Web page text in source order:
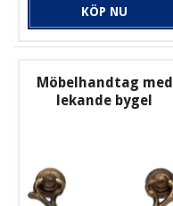
KÖP NU
Möbelhandtag med
lekande bygel